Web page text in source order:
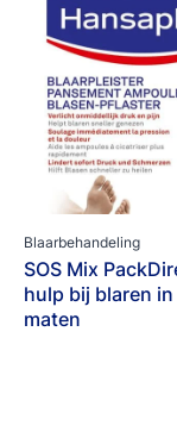
Blaarbehandeling
SOS Mix
hulp bij blaren in
maten